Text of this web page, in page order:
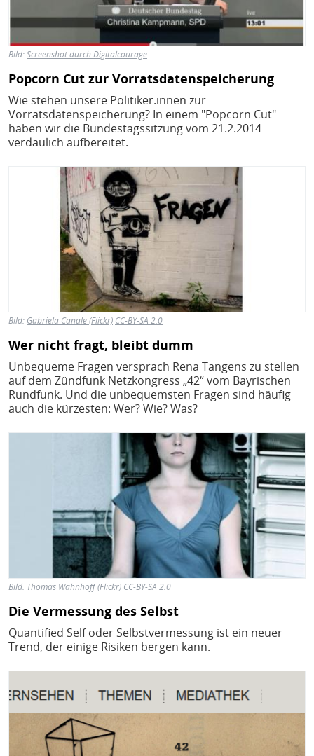
Bild:Screenshot durch Digitalcourage
Popcorn Cut zur Vorratsdatenspeicherung
Wie stehen unsere Politiker.innen zur
Vorratsdatenspeicherung? In einem "Popcorn Cut"
haben wir die Bundestagssitzung vom 21.2.2014
verdaulich aufbereitet.
Bild: Gabriela Canale (Flickr) CC-BY-SA 2.0
Wer nicht fragt, bleibt dumm
Unbequeme Fragen versprach Rena Tangens zu stellen
auf dem Zündfunk Netzkongress „42“ vom Bayrischen
Rundfunk. Und die unbequemsten Fragen sind häufig
auch die kürzesten: Wer? Wie? Was?
Bild
Bild: Thomas Wahnhoff (Flickr) CC-BY-SA 2.0
Die Vermessung des Selbst
Quantified Self oder Selbstvermessung ist ein neuer
Trend, der einige Risiken bergen kann.
Bild